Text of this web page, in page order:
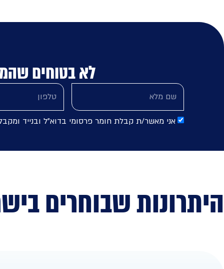
לא בטוחים
אני מאשר/ת קבלת חומר פרסומי בדוא"ל ובנייד
היתרונות שבוחרים